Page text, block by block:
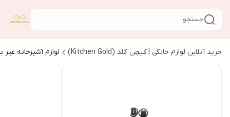
جستجو
خرید آنلاین لوازم خانگی | کیچن گلد (Kitchen Gold) لوازم آشپزخانه غیر